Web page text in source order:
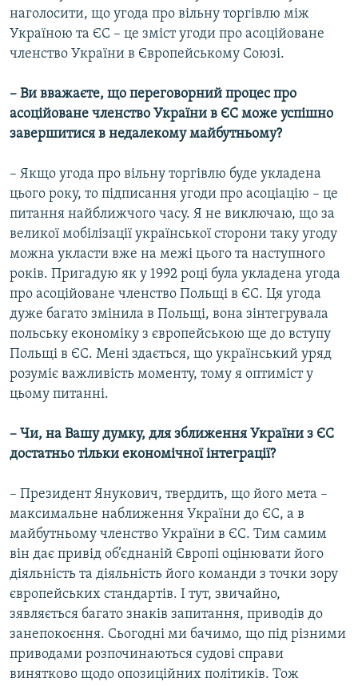
наголосити, що угода про вільну торгівлю між
Україною та ЄС – це зміст угоди про асоційоване
членство України в Європейському Союзі.
– Ви вважаєте, що переговорний процес про
асоційоване членство України в ЄС може успішно
завершитися в недалекому майбутньому?
– Якщо угода про вільну торгівлю буде укладена
цього року, то підписання угоди про асоціацію – це
питання найближчого часу. Я не виключаю, що за
великої мобілізації української сторони таку угоду
можна укласти вже на межі цього та наступного
років. Пригадую як у 1992 році була укладена угода
про асоційоване членство Польщі в ЄС. Ця угода
дуже багато змінила в Польщі, вона зінтегрувала
польську економіку з європейською ще до вступу
Польщі в ЄС. Мені здається, що український уряд
розуміє важливість моменту, тому я оптиміст у
цьому питанні.
– Чи, на Вашу думку, для зближення України з ЄС
достатньо тільки економічної інтеграції?
– Президент Янукович, твердить, що його мета –
максимальне наближення України до ЄС, а в
майбутньому членство України в ЄС. Тим самим
він дає привід об’єднаній Європі оцінювати його
діяльність та діяльність його команди з точки зору
європейських стандартів. І тут, звичайно,
зявляється багато знаків запитання, приводів до
занепокоєння. Сьогодні ми бачимо, що під різними
приводами розпочинаються судові справи
винятково щодо опозиційних політиків. Тож